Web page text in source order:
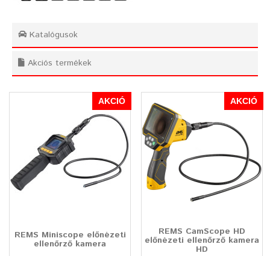
Katalógusok
Akciós termékek
AKCIÓ
REMS Miniscope előnézeti
ellenőrző kamera
AKCIÓ
REMS CamScope HD
előnézeti ellenőrző kamera
HD